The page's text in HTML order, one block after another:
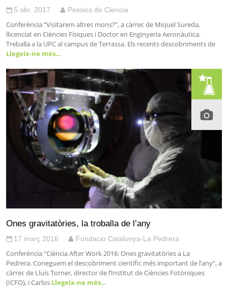
5 abr. 2017 Pessics de Ciencia
Conferència “Visitarem altres mons?”, a càrrec de Miquel Sureda,
llicenciat en Ciències Físiques i Doctor en Enginyeria Aeronàutica.
Treballa a la UPC al campus de Terrassa. Els recents descobriments de
Llegeix-ne més…
Ones gravitatòries, la troballa de l’any
17 març 2016 Fundacio Catalunya-La Pedrera
Conferència “Ciència After Work 2016: Ones gravitatòries a La
Pedrera. Coneguem el descobriment científic més important de l’any”, a
càrrec de Lluís Torner, director de l’Institut de Ciències Fotòniques
(ICFO), i Carlos Llegeix-ne més…